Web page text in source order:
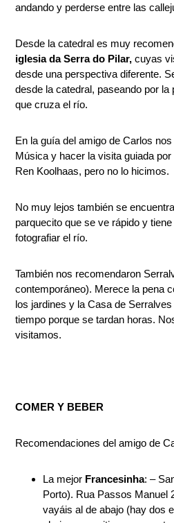
andando y perderse entre las
Desde la catedral es muy
iglesia da Serra do Pilar,cuyas
desde una perspectiva diferente.
desde la catedral, paseando por la
que cruza el río.
En la guía del amigo de Carlos
Música y hacer la visita guiada
Ren Koolhaas, pero no lo hicimos.
No muy lejos también se
parquecito que se ve rápido y
fotografiar el río.
También nos recomendaron
contemporáneo). Merece la pena
los jardines y la Casa de
tiempo porque se tardan horas.
visitamos.
COMER Y BEBER
Recomendaciones del amigo de
La mejor Francesinha: –
Porto). Rua Passos Manuel
vayáis al de abajo (hay dos